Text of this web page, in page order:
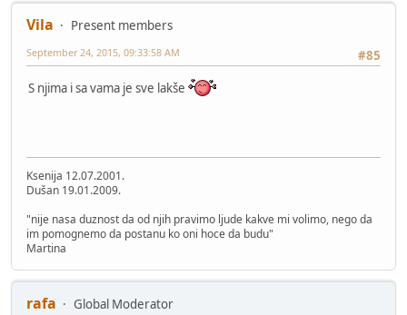
Vila
Present members
#85
September 24, 2015, 09:33:58 AM
S njima i sa vama je sve lakše
Ksenija 12.07.2001.
Dušan 19.01.2009.
"nije nasa duznost da od njih pravimo ljude kakve mi volimo, nego da
im pomognemo da postanu ko oni hoce da budu"
Martina
rafa
Global Moderator